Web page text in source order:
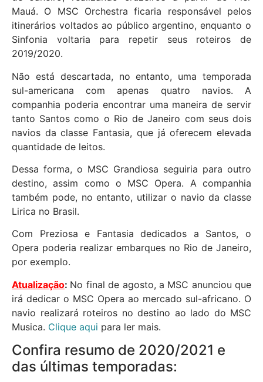
Mauá. O MSC Orchestra ficaria responsável pelos
itinerários voltados ao público argentino, enquanto o
Sinfonia voltaria para repetir seus roteiros de
2019/2020.
Não está descartada, no entanto, uma temporada
sul-americana com apenas quatro navios. A
companhia poderia encontrar uma maneira de servir
tanto Santos como o Rio de Janeiro com seus dois
navios da classe Fantasia, que já oferecem elevada
quantidade de leitos.
Dessa forma, o MSC Grandiosa seguiria para outro
destino, assim como o MSC Opera. A companhia
também pode, no entanto, utilizar o navio da classe
Lirica no Brasil.
Com Preziosa e Fantasia dedicados a Santos, o
Opera poderia realizar embarques no Rio de Janeiro,
por exemplo.
Atualização: No final de agosto, a MSC anunciou que
irá dedicar o MSC Opera ao mercado sul-africano. O
navio realizará roteiros no destino ao lado do MSC
Musica. Clique aqui para ler mais.
Confira resumo de 2020/2021 e
das últimas temporadas: